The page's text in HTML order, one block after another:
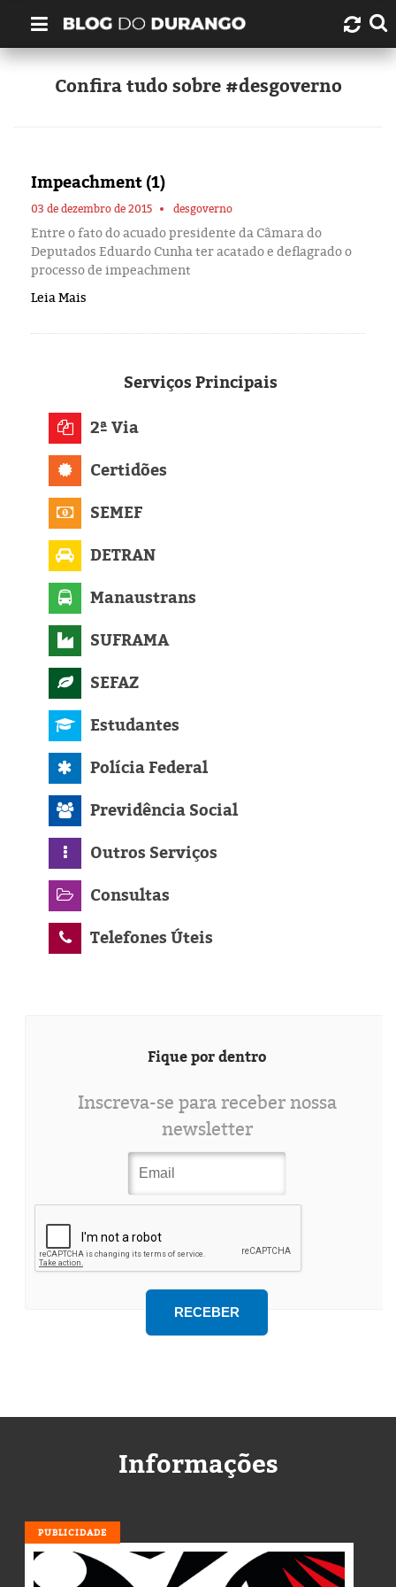
Quem é Durango Duarte?
Artigos
Amazonas
Eleições 2024
Confira tudo sobre #desgoverno
Impeachment (1)
03 de dezembro de 2015 desgoverno
Entre o fato do acuado presidente da Câmara do
Deputados Eduardo Cunha ter acatado e deflagrado o
processo de impeachment
Leia Mais
ServiçosPrincipais
2ª Via
Certidões
SEMEF
DETRAN
Manaustrans
SUFRAMA
SEFAZ
Estudantes
Polícia Federal
Previdência Social
Outros Serviços
Consultas
Telefones Úteis
Fique por dentro
Inscreva-se para receber nossa
newsletter
Informações
PUBLICIDADE